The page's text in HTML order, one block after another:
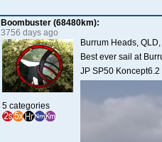
Boombuster (68480km):
3756 days ago
5 categories
Burrum Heads, QLD,
Best ever sail at
JP SP50 Koncept6.2